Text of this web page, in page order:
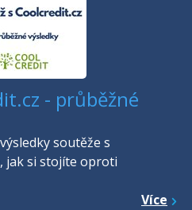
- průběžné
soutěže s
jak si stojíte oproti
Více